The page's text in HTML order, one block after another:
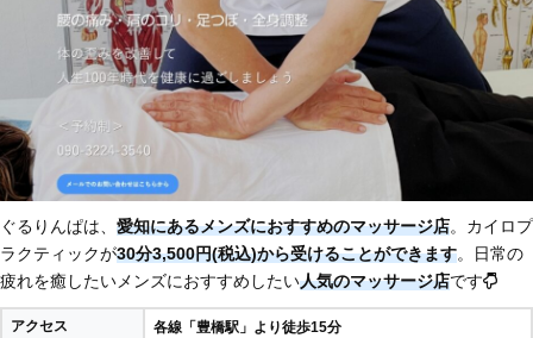
ぐるりんぱは、 愛知にあるメンズにおすすめのマッサージ店。カイロプ
ラクティックが30分3,500円(税込)から受けることができます。日常の
疲れを癒したいメンズにおすすめしたい人気のマッサージ店です
アクセス 各線「豊橋駅」より徒歩15分